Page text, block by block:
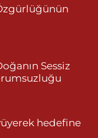
Sessiz
hedefine